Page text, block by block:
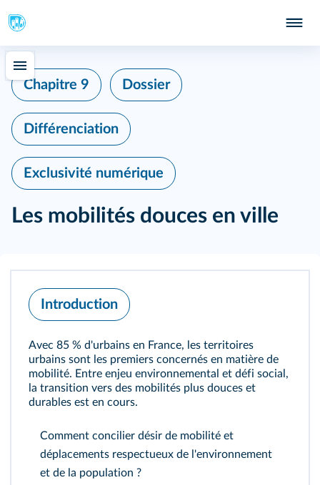
Chapitre 9 Dossier
Différenciation
Exclusivité numérique
Les mobilités douces en ville
Introduction
Avec 85 % d'urbains en France, les territoires
urbains sont les premiers concernés en matière de
mobilité. Entre enjeu environnemental et défi social,
la transition vers des mobilités plus douces et
durables est en cours.
Comment concilier désir de mobilité et
déplacements respectueux de l'environnement
et de la population ?